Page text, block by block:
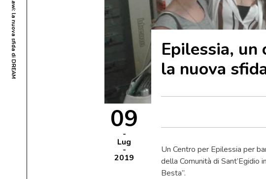
09
Lug
2019
Epilessia,
la nuova
Un Centro per Epilessia per
della Comunità di Sant’Egidio
Besta”.